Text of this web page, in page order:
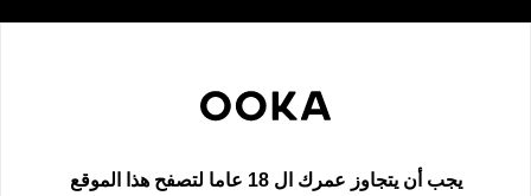
تحتاج للمساعدة؟
يجب أن يتجاوز عمرك ال 18 عاما لتصفح هذا الموقع